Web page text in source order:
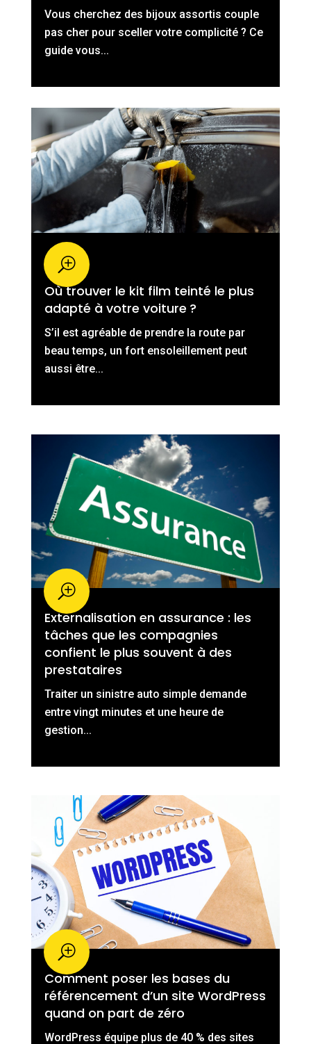
Vous cherchez des bijoux assortis couple
pas cher pour sceller votre complicité ? Ce
guide vous...
Où trouver le kit film teinté le plus
adapté à votre voiture ?
S’il est agréable de prendre la route par
beau temps, un fort ensoleillement peut
aussi être...
Externalisation en assurance : les
tâches que les compagnies
confient le plus souvent à des
prestataires
Traiter un sinistre auto simple demande
entre vingt minutes et une heure de
gestion...
Comment poser les bases du
référencement d’un site WordPress
quand on part de zéro
WordPress équipe plus de 40 % des sites